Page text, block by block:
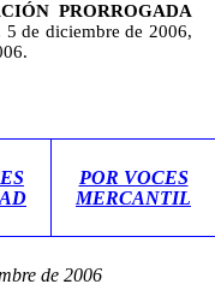
PRORROGADA
5 de diciembre de 2006,
POR VOCES
MERCANTIL
de 2006